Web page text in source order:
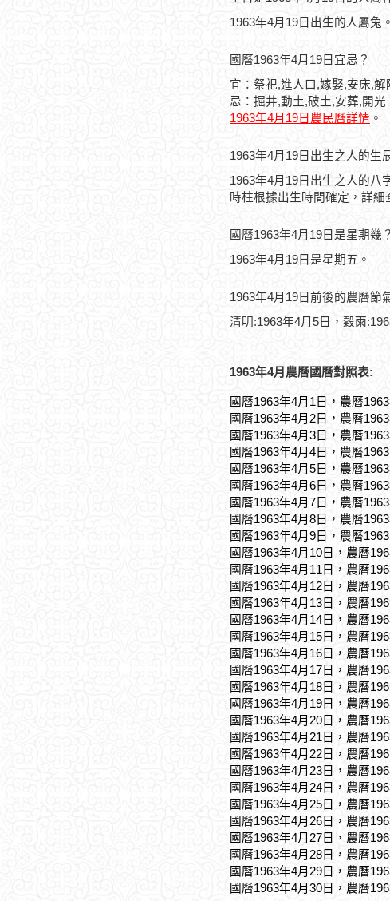
1963年4月19日出生的人屬兔。
國曆1963年4月19日宜忌？
宜：祭祀,進人口,嫁娶,安床,
忌：掘井,動土,破土,安葬,開光
1963年4月19日農民曆詳情 。
1963年4月19日出生之人的生
1963年4月19日出生之人的八
時柱根據出生時間確定，詳細
國曆1963年4月19日是星期幾？
1963年4月19日是星期五。
1963年4月19日前後的農曆節
清明:1963年4月5日，穀雨
1963年4月農曆國曆對照表:
國曆1963年4月1日，農曆
國曆1963年4月2日，農曆
國曆1963年4月3日，農曆
國曆1963年4月4日，農曆
國曆1963年4月5日，農曆
國曆1963年4月6日，農曆
國曆1963年4月7日，農曆
國曆1963年4月8日，農曆
國曆1963年4月9日，農曆
國曆1963年4月10日，農曆
國曆1963年4月11日，農曆
國曆1963年4月12日，農曆
國曆1963年4月13日，農曆
國曆1963年4月14日，農曆
國曆1963年4月15日，農曆
國曆1963年4月16日，農曆
國曆1963年4月17日，農曆
國曆1963年4月18日，農曆
國曆1963年4月19日，農曆
國曆1963年4月20日，農曆
國曆1963年4月21日，農曆
國曆1963年4月22日，農曆
國曆1963年4月23日，農曆
國曆1963年4月24日，農曆
國曆1963年4月25日，農曆
國曆1963年4月26日，農曆
國曆1963年4月27日，農曆
國曆1963年4月28日，農曆
國曆1963年4月29日，農曆
國曆1963年4月30日，農曆